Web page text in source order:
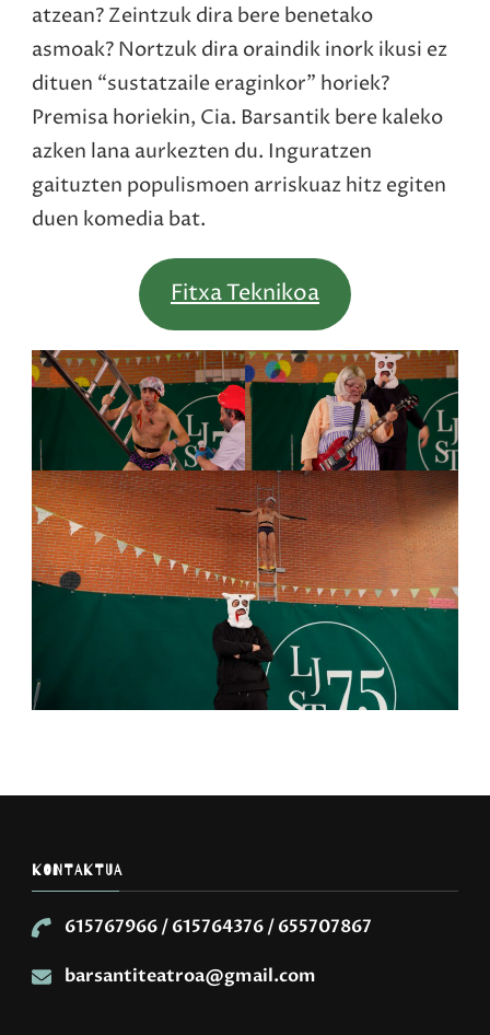
atzean? Zeintzuk dira bere benetako
asmoak? Nortzuk dira oraindik inork ikusi ez
dituen “sustatzaile eraginkor” horiek?
Premisa horiekin, Cia. Barsantik bere kaleko
azken lana aurkezten du. Inguratzen
gaituzten populismoen arriskuaz hitz egiten
duen komedia bat.
Fitxa Teknikoa
KONTAKTUA
615767966 / 615764376 / 655707867
barsantiteatroa@gmail.com